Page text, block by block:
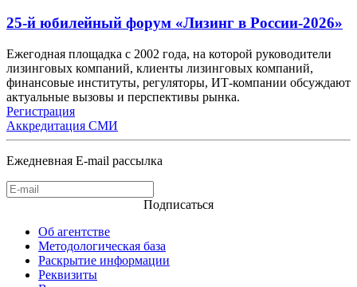
25-й юбилейный форум «Лизинг в России-2026»
Ежегодная площадка с 2002 года, на которой руководители
лизинговых компаний, клиенты лизинговых компаний,
финансовые институты, регуляторы, ИТ-компании обсуждают
актуальные вызовы и перспективы рынка.
Регистрация
Аккредитация СМИ
Ежедневная E-mail рассылка
Подписаться
Об агентстве
Методологическая база
Раскрытие информации
Реквизиты